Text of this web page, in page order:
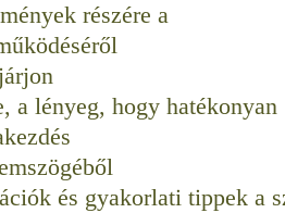
részére a
a lényeg, hogy hatékonyan
és gyakorlati tippek a